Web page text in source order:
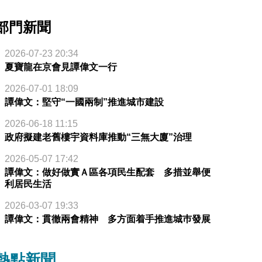
門新聞
2026-07-23 20:34
夏寶龍在京會見譚偉文一行
2026-07-01 18:09
譚偉文：堅守“一國兩制”推進城市建設
2026-06-18 11:15
政府擬建老舊樓宇資料庫推動“三無大廈”治理
2026-05-07 17:42
譚偉文：做好做實Ａ區各項民生配套 多措並舉便
利居民生活
2026-03-07 19:33
譚偉文：貫徹兩會精神 多方面着手推進城巿發展